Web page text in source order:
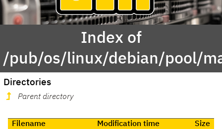
Index of
/pub/os/linux/debian/pool/
Directories
Parent directory
Filename Modification time
Size